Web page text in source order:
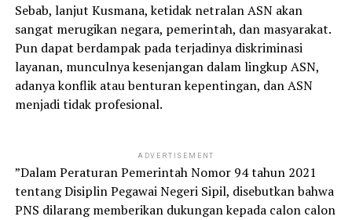
Sebab, lanjut Kusmana, ketidak netralan ASN akan
sangat merugikan negara, pemerintah, dan masyarakat.
Pun dapat berdampak pada terjadinya diskriminasi
layanan, munculnya kesenjangan dalam lingkup ASN,
adanya konflik atau benturan kepentingan, dan ASN
menjadi tidak profesional.
ADVERTISEMENT
”Dalam Peraturan Pemerintah Nomor 94 tahun 2021
tentang Disiplin Pegawai Negeri Sipil, disebutkan bahwa
PNS dilarang memberikan dukungan kepada calon calon